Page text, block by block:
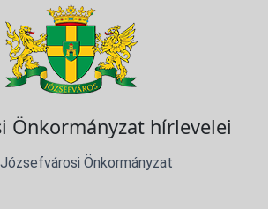
Önkormányzat hírlevelei
Önkormányzat